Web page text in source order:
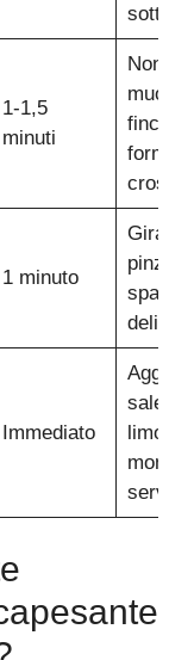
sottili
1-1,5
minuti
Non
finché
forma
1 minuto
Girare
pinze o
spatola
Immediato
sale,
limone
servire